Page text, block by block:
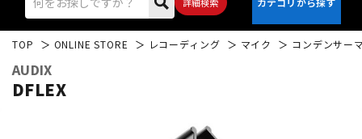
TOP ONLINE STORE レコーディング マイク コンデンサー
AUDIX
DFLEX